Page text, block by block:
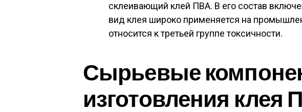
склеивающий клей ПВА. В его состав
вид клея широко применяется на
относится к третьей группе токсичности.
Сырьевые
изготовления клея